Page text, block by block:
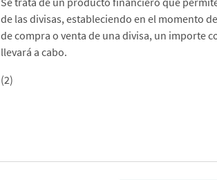
de las divisas, estableciendo en el momento
de compra o venta de una divisa, un importe
llevará a cabo.
(2)